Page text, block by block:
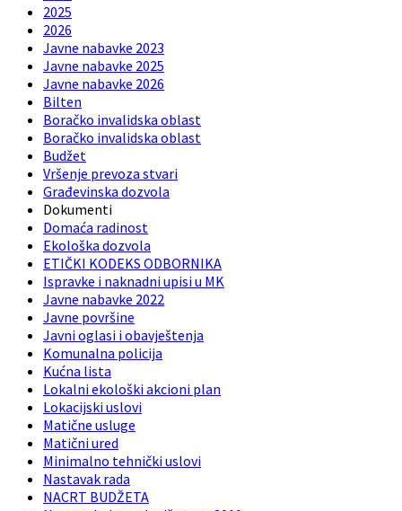
2025
2026
Javne nabavke 2023
Javne nabavke 2025
Javne nabavke 2026
Bilten
Boračko invalidska oblast
Boračko invalidska oblast
Budžet
Vršenje prevoza stvari
Građevinska dozvola
Dokumenti
Domaća radinost
Ekološka dozvola
ETIČKI KODEKS ODBORNIKA
Ispravke i naknadni upisi u MK
Javne nabavke 2022
Javne površine
Javni oglasi i obavještenja
Komunalna policija
Kućna lista
Lokalni ekološki akcioni plan
Lokacijski uslovi
Matične usluge
Matični ured
Minimalno tehnički uslovi
Nastavak rada
NACRT BUDŽETA